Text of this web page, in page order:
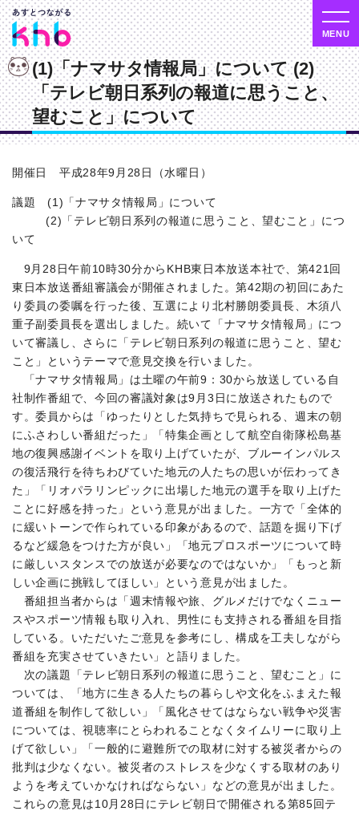
(1)「ナマサタ情報局」について (2)
「テレビ朝日系列の報道に思うこと、
望むこと」について
開催日 平成28年9月28日（水曜日）
議題 (1)「ナマサタ情報局」について
(2)「テレビ朝日系列の報道に思うこと、望むこと」につ
いて
9月28日午前10時30分からKHB東日本放送本社で、第421回
東日本放送番組審議会が開催されました。第42期の初回にあた
り委員の委嘱を行った後、互選により北村勝朗委員長、木須八
重子副委員長を選出しました。続いて「ナマサタ情報局」につ
いて審議し、さらに「テレビ朝日系列の報道に思うこと、望む
こと」というテーマで意見交換を行いました。
「ナマサタ情報局」は土曜の午前9：30から放送している自
社制作番組で、今回の審議対象は9月3日に放送されたもので
す。委員からは「ゆったりとした気持ちで見られる、週末の朝
にふさわしい番組だった」「特集企画として航空自衛隊松島基
地の復興感謝イベントを取り上げていたが、ブルーインパルス
の復活飛行を待ちわびていた地元の人たちの思いが伝わってき
た」「リオパラリンピックに出場した地元の選手を取り上げた
ことに好感を持った」という意見が出ました。一方で「全体的
に緩いトーンで作られている印象があるので、話題を掘り下げ
るなど緩急をつけた方が良い」「地元プロスポーツについて時
に厳しいスタンスでの放送が必要なのではないか」「もっと新
しい企画に挑戦してほしい」という意見が出ました。
番組担当者からは「週末情報や旅、グルメだけでなくニュー
スやスポーツ情報も取り入れ、男性にも支持される番組を目指
している。いただいたご意見を参考にし、構成を工夫しながら
番組を充実させていきたい」と語りました。
次の議題「テレビ朝日系列の報道に思うこと、望むこと」に
ついては、「地方に生きる人たちの暮らしや文化をふまえた報
道番組を制作して欲しい」「風化させてはならない戦争や災害
については、視聴率にとらわれることなくタイムリーに取り上
げて欲しい」「一般的に避難所での取材に対する被災者からの
批判は少なくない。被災者のストレスを少なくする取材のあり
ようを考えていかなければならない」などの意見が出ました。
これらの意見は10月28日にテレビ朝日で開催される第85回テ